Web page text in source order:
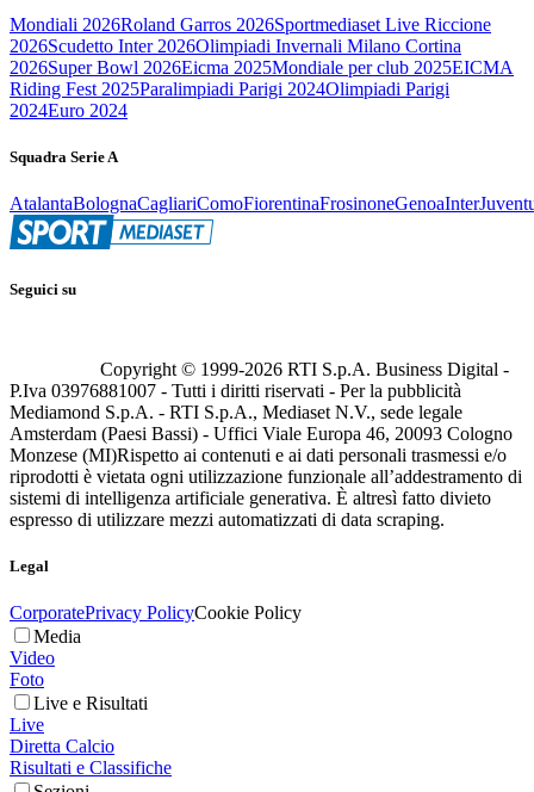
Mondiali 2026Roland Garros 2026Sportmediaset Live Riccione
2026Scudetto Inter 2026Olimpiadi Invernali Milano Cortina
2026Super Bowl 2026Eicma 2025Mondiale per club 2025EICMA
Riding Fest 2025Paralimpiadi Parigi 2024Olimpiadi Parigi
2024Euro 2024
Squadra Serie A
AtalantaBolognaCagliariComoFiorentinaFrosinoneGenoaInter
Seguici su
Copyright © 1999-2026 RTI S.p.A. Business Digital -
P.Iva 03976881007 - Tutti i diritti riservati - Per la pubblicità
Mediamond S.p.A. - RTI S.p.A., Mediaset N.V., sede legale
Amsterdam (Paesi Bassi) - Uffici Viale Europa 46, 20093 Cologno
Monzese (MI)Rispetto ai contenuti e ai dati personali trasmessi e/o
riprodotti è vietata ogni utilizzazione funzionale all’addestramento di
sistemi di intelligenza artificiale generativa. È altresì fatto divieto
espresso di utilizzare mezzi automatizzati di data scraping.
Legal
CorporatePrivacy PolicyCookie Policy
Media
Video
Foto
Live e Risultati
Live
Diretta Calcio
Risultati e Classifiche